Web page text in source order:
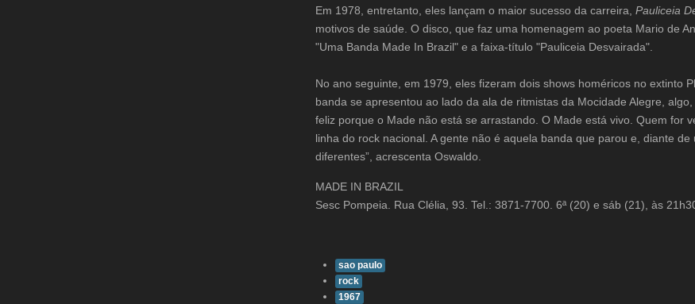
Em 1978, entretanto, eles lançam o maior sucesso da carreira, Pauliceia
motivos de saúde. O disco, que faz uma homenagem ao poeta Mario de
"Uma Banda Made In Brazil" e a faixa-título "Pauliceia Desvairada".
No ano seguinte, em 1979, eles fizeram dois shows homéricos no extinto
banda se apresentou ao lado da ala de ritmistas da Mocidade Alegre,
feliz porque o Made não está se arrastando. O Made está vivo. Quem for
linha do rock nacional. A gente não é aquela banda que parou e, diante
diferentes”, acrescenta Oswaldo.
MADE IN BRAZIL
Sesc Pompeia. Rua Clélia, 93. Tel.: 3871-7700. 6ª (20) e sáb (21), às
sao paulo
rock
1967